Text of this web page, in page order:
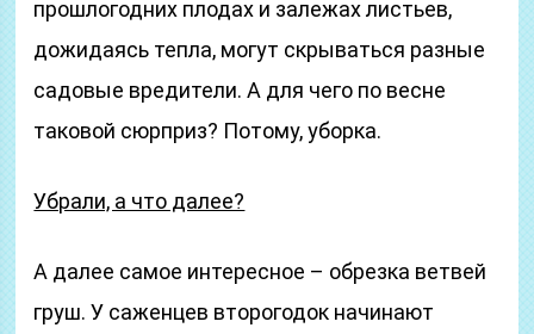
прошлогодних плодах и залежах листьев,
дожидаясь тепла, могут скрываться разные
садовые вредители. А для чего по весне
таковой сюрприз? Потому, уборка.
Убрали, а что далее?
А далее самое интересное – обрезка ветвей
груш. У саженцев второгодок начинают